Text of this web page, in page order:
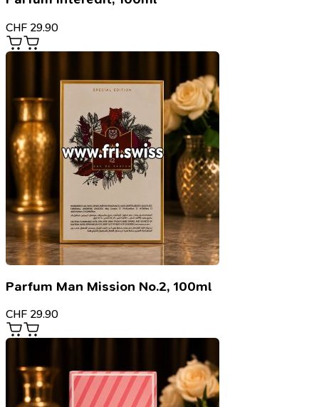
CHF 29.90
Parfum Man Mission No.2, 100ml
CHF 29.90